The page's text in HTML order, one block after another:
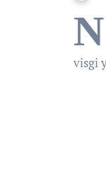
N
visgi